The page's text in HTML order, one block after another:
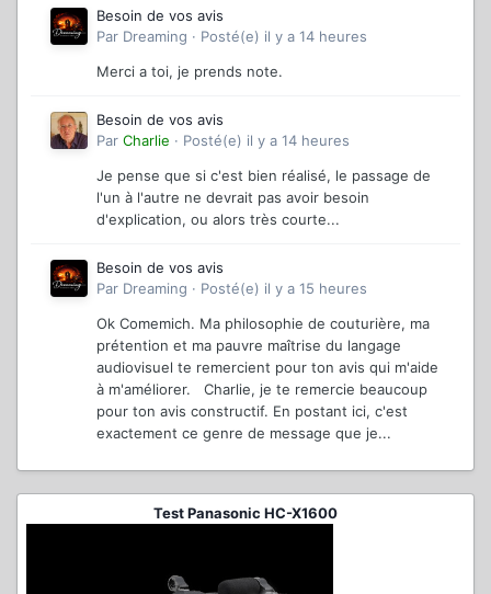
Besoin de vos avis
Par Dreaming · Posté(e) il y a 14 heures
Merci a toi, je prends note.
Besoin de vos avis
Par Charlie · Posté(e) il y a 14 heures
Je pense que si c'est bien réalisé, le passage de
l'un à l'autre ne devrait pas avoir besoin
d'explication, ou alors très courte...
Besoin de vos avis
Par Dreaming · Posté(e) il y a 15 heures
Ok Comemich. Ma philosophie de couturière, ma
prétention et ma pauvre maîtrise du langage
audiovisuel te remercient pour ton avis qui m'aide
à m'améliorer. Charlie, je te remercie beaucoup
pour ton avis constructif. En postant ici, c'est
exactement ce genre de message que je...
Test Panasonic HC-X1600